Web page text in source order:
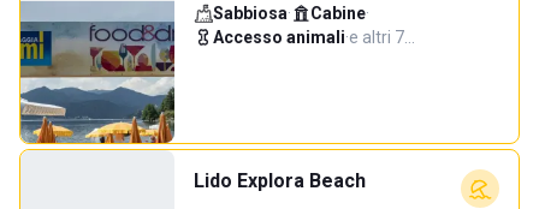
Sabbiosa· Cabine·
Accesso animali·e altri 7…
Lido Explora Beach